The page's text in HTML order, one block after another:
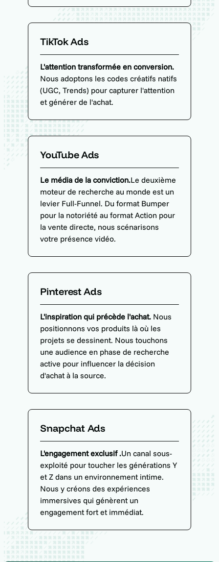
TikTok Ads
L'attention transformée en conversion.
Nous adoptons les codes créatifs natifs
(UGC, Trends) pour capturer l'attention
et générer de l'achat.
YouTube Ads
Le média de la conviction.Le deuxième
moteur de recherche au monde est un
levier Full-Funnel. Du format Bumper
pour la notoriété au format Action pour
la vente directe, nous scénarisons
votre présence vidéo.
Pinterest Ads
L'inspiration qui précède l'achat. Nous
positionnons vos produits là où les
projets se dessinent. Nous touchons
une audience en phase de recherche
active pour influencer la décision
d'achat à la source.
Snapchat Ads
L'engagement exclusif .Un canal sous-
exploité pour toucher les générations Y
et Z dans un environnement intime.
Nous y créons des expériences
immersives qui génèrent un
engagement fort et immédiat.